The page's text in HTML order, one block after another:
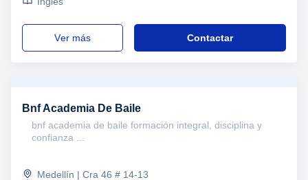
ver más Contactar
Bnf Academia De Baile
bnf academia de baile formación integral, disciplina y
confianza ...
Medellín | Cra 46 # 14-13